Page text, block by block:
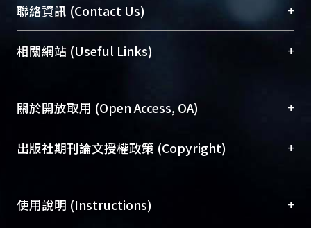
臺大位居世界頂尖大學之列，為永久珍藏及向國際
展現本校豐碩的研究成果及學術能量，圖書館整合
機構典藏（NTUR）與學術庫（AH）不同功能平
台，成為臺大學術典藏NTU scholars。期能整合研
成果。
To permanently archive and promote researcher
profiles and scholarly works, Library integrates the
services of “NTU Repository” with “Academic
聯絡資訊 (Contact Us) +
總館學科館員(Main Library)
醫學圖書館學科館員(Medical Library)
Sciences Library)
相關網站 (Useful Links) +
關於開放取用 (Open Access, OA) +
開放取用是從使用者角度提升資訊取用性的社會運
動，應用在學術研究上是透過將研究著作公開供使
用逐年攀升。同時可加速研究發展、提升研究影響
出版社期刊論文授權政策 (Copyright) +
含部分內容的版權非匯入者所有，或由第三方贊
助與合作完成，請確認該版權所有者及第三方同
使用說明 (Instructions) +